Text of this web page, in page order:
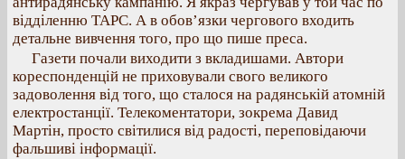
відділенню ТАРС. А в обов’язки чергового входить
детальне вивчення того, про що пише преса.
Газети почали виходити з вкладишами. Автори
кореспонденцій не приховували свого великого
задоволення від того, що сталося на радянській атомній
електростанції. Телекоментатори, зокрема Давид
Мартін, просто світилися від радості, переповідаючи
фальшиві інформації.